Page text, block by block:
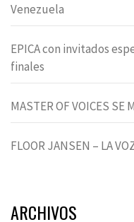
Venezuela
EPICA con invitados
finales
MASTER OF VOICES SE
FLOOR JANSEN – LA
ARCHIVOS